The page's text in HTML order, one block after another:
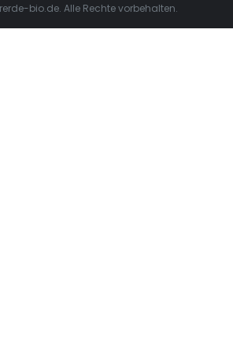
bio.de. Alle Rechte vorbehalten.